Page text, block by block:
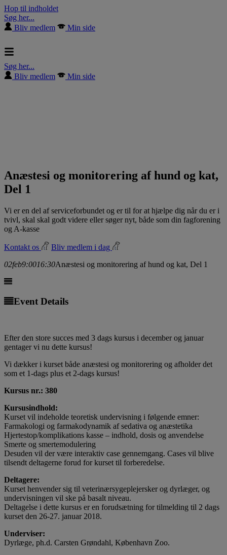
Hop til indholdet
Søg her...
Bliv medlem
Min side
Søg her...
Bliv medlem
Min side
Anæstesi og monitorering af hund og kat,
Del 1
Vi er en del af serviceforbundet og er til for at hjælpe dig når du er i
tvivl, skal skal godt videre eller søger nyt, både som din fagforening
og A-kasse
Kontakt os
Bliv medlem i dag
02feb9:0016:30Anæstesi og monitorering af hund og kat, Del 1
Event Details
Efter den store succes med 3 dags kursus i december og januar
gentager vi nu dette kursus!
Vi dækker i kurset både anæstesi og monitorering og afholder det
som et 1-dags plus et 2-dags kursus!
Kursus nr.: 380
Kursusindhold:
Kurset vil indeholde teoretisk undervisning i følgende emner:
Farmakologi og farmakodynamik af sedativa og anæstetika
Hjertestop/komplikations kasse – indhold, dosis og anvendelse
Smerte og smertemodulering
Desuden vil der være interaktiv case gennemgang. Cases vil blive
tilsendt deltagerne forud for kurset til forberedelse.
Deltagere:
Kurset henvender sig til veterinærsygeplejersker og dyrlæger, og
undervisningen vil ske på basalt niveau.
Deltagelse i dette kursus er en forudsætning for tilmelding til 2 dags
kurset den 26-27. januar 2018.
Underviser:
Dyrlæge, ph.d. Carsten Grøndahl, København Zoo.